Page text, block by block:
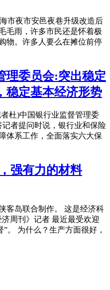
市夜市安邑夜巷升级改造后
毛雨，许多市民还是怀着极
物。许多人要么在摊位前停
理委员会:突出稳定
稳定基本经济形势
杜)中国银行业监督管理委
记者提问时说，银行业和保险
体系工作，全面落实六大保
强有力的材料
客岛联合制作。 这是经济科
周刊》记者 最近最受欢迎
。 为什么？生产方面很好，